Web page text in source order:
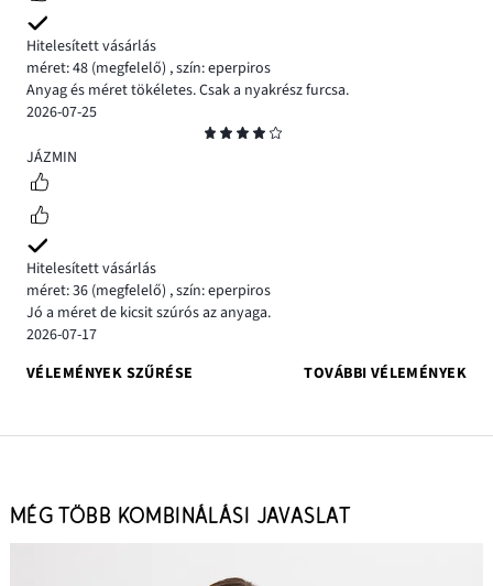
Hitelesített vásárlás
méret: 48 (megfelelő) ,szín: eperpiros
Anyag és méret tökéletes. Csak a nyakrész furcsa.
2026-07-25
4
JÁZMIN
Hitelesített vásárlás
méret: 36 (megfelelő) ,szín: eperpiros
Jó a méret de kicsit szúrós az anyaga.
2026-07-17
VÉLEMÉNYEK SZŰRÉSE
TOVÁBBI VÉLEMÉNYEK
MÉG TÖBB KOMBINÁLÁSI JAVASLAT